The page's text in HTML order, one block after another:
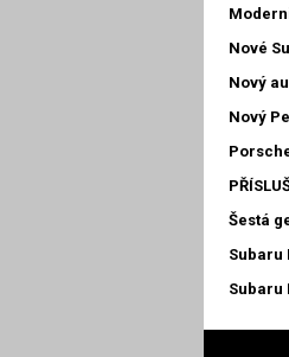
Nové
Nový
Nový
Šestá
Subaru
Subaru